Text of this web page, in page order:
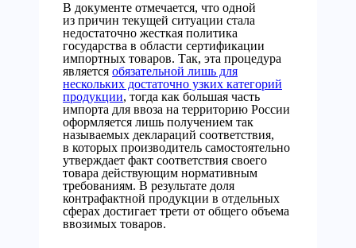
В документе отмечается, что одной
из причин текущей ситуации стала
недостаточно жесткая политика
государства в области сертификации
импортных товаров. Так, эта процедура
является обязательной лишь для
нескольких достаточно узких категорий
продукции, тогда как большая часть
импорта для ввоза на территорию России
оформляется лишь получением так
называемых деклараций соответствия,
в которых производитель самостоятельно
утверждает факт соответствия своего
товара действующим нормативным
требованиям. В результате доля
контрафактной продукции в отдельных
сферах достигает трети от общего объема
ввозимых товаров.